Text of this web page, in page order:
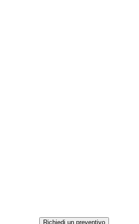
Richiedi un preventivo